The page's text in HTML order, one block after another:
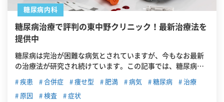
糖尿病内科
糖尿病治療で評判の東中野クリニック！最新治療法を
提供中
糖尿病は完治が困難な病気とされていますが、今もなお最新
の治療法が研究され続けています。この記事では、糖尿病の
ックを紹介します。
疾患 合併症 痩せ型 肥満 病気 糖尿病 治療
原因 検査 症状